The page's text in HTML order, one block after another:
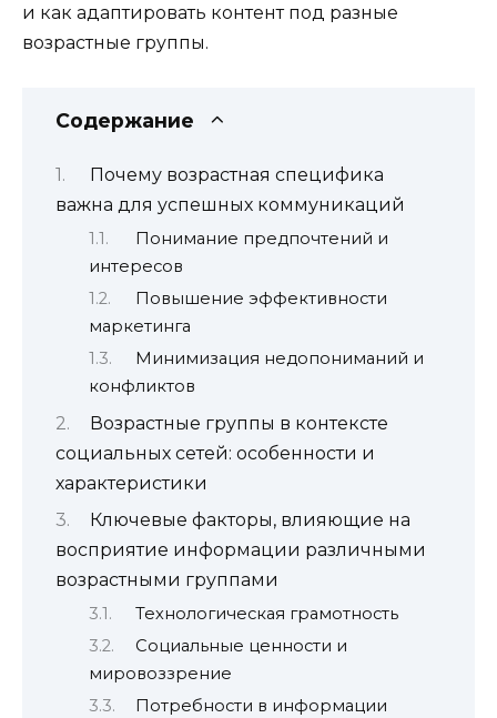
и как адаптировать контент под разные
возрастные группы.
Содержание
Почему возрастная специфика
важна для успешных коммуникаций
Понимание предпочтений и
интересов
Повышение эффективности
маркетинга
Минимизация недопониманий и
конфликтов
Возрастные группы в контексте
социальных сетей: особенности и
характеристики
Ключевые факторы, влияющие на
восприятие информации различными
возрастными группами
Технологическая грамотность
Социальные ценности и
мировоззрение
Потребности в информации